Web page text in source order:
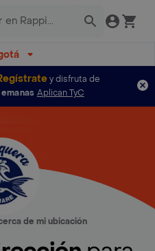
y disfruta de
Aplican TyC
de mi ubicación